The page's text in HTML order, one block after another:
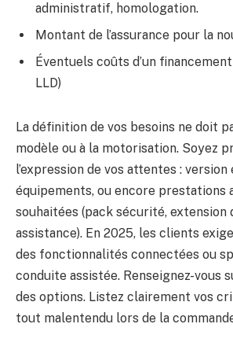
administratif, homologation.
Montant de l’assurance pour la
Éventuels coûts d’un
LLD)
La définition de vos besoins ne doit
modèle ou à la motorisation. Soyez
l’expression de vos attentes :
équipements, ou encore prestations
souhaitées (pack sécurité, extension
assistance). En 2025, les clients
des fonctionnalités connectées ou
conduite assistée. Renseignez-vous
des options. Listez clairement vos
tout malentendu lors de la